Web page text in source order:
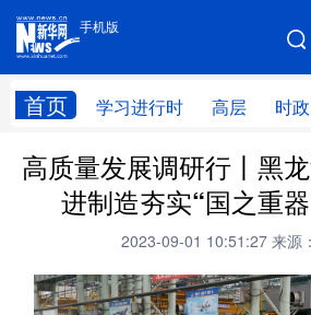
手机版
首页 学习进行时 高层 时政
手机版
网站地图
学习进行时 高层 时
国际 财经 网评
全球
科技 科创 量子
高质量发展调研行丨黑
进制造夯实“国之重
2023-09-01 10:51:27 来源